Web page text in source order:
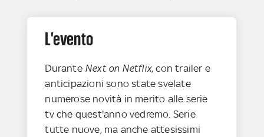
L'evento
Durante Next on Netflix, con trailer e
anticipazioni sono state svelate
numerose novità in merito alle serie
tv che quest'anno vedremo. Serie
tutte nuove, ma anche attesissimi